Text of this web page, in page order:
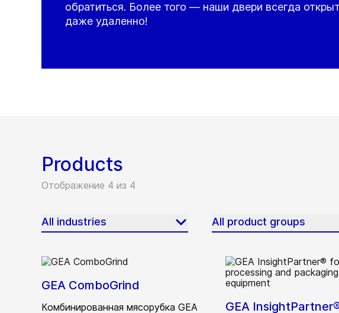
обратиться. Более того — наши двери всегда
даже удаленно!
Products
Отображение 4 из 4
All industries All product groups
GEA ComboGrind
Комбинированная мясорубка GEA
GEA